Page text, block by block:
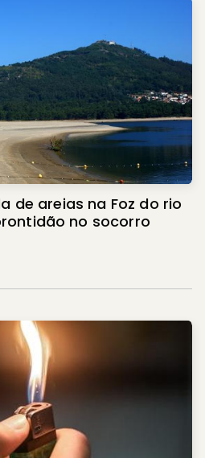
de areias na Foz do rio
no socorro